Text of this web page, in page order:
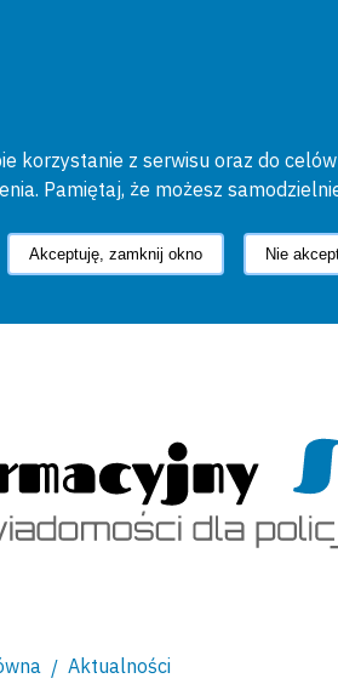
korzystanie z serwisu oraz do
Pamiętaj, że możesz
Akceptuję, zamknij okno Nie
Aktualności